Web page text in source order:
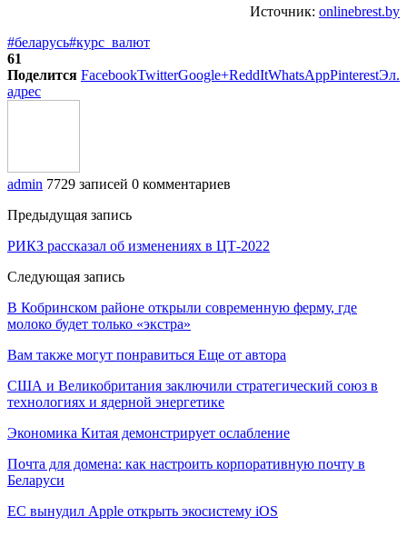
Источник: onlinebrest.by
#беларусь#курс_валют
61
Поделится FacebookTwitterGoogle+ReddItWhatsAppPinterestЭл.
адрес
admin 7729 записей 0 комментариев
Предыдущая запись
РИКЗ рассказал об изменениях в ЦТ-2022
Следующая запись
В Кобринском районе открыли современную ферму, где
молоко будет только «экстра»
Вам также могут понравиться Еще от автора
США и Великобритания заключили стратегический союз в
технологиях и ядерной энергетике
Экономика Китая демонстрирует ослабление
Почта для домена: как настроить корпоративную почту в
Беларуси
ЕС вынудил Apple открыть экосистему iOS